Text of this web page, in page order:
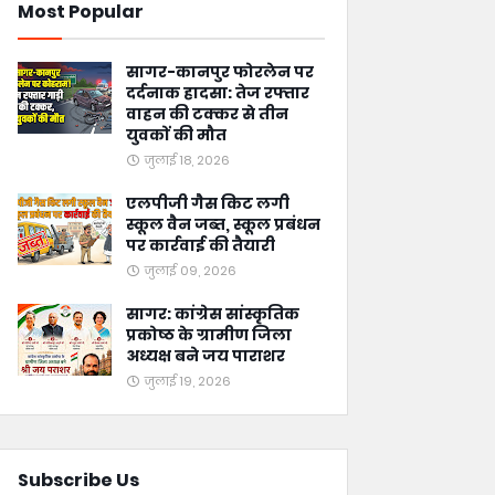
Most Popular
सागर-कानपुर फोरलेन पर
दर्दनाक हादसा: तेज रफ्तार
वाहन की टक्कर से तीन
युवकों की मौत
जुलाई 18, 2026
एलपीजी गैस किट लगी
स्कूल वैन जब्त, स्कूल प्रबंधन
पर कार्रवाई की तैयारी
जुलाई 09, 2026
सागर: कांग्रेस सांस्कृतिक
प्रकोष्ठ के ग्रामीण जिला
अध्यक्ष बने जय पाराशर
जुलाई 19, 2026
Subscribe Us